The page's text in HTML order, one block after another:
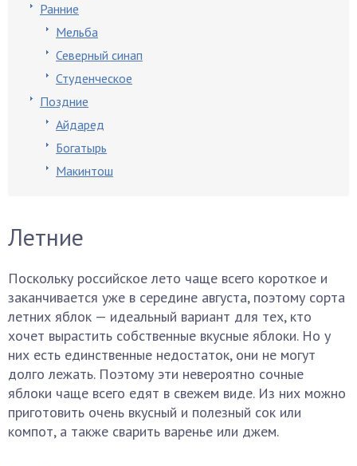
Ранние
Мельба
Северный синап
Студенческое
Поздние
Айдаред
Богатырь
Макинтош
Летние
Поскольку российское лето чаще всего короткое и
заканчивается уже в середине августа, поэтому сорта
летних яблок — идеальный вариант для тех, кто
хочет вырастить собственные вкусные яблоки. Но у
них есть единственные недостаток, они не могут
долго лежать. Поэтому эти невероятно сочные
яблоки чаще всего едят в свежем виде. Из них можно
приготовить очень вкусный и полезный сок или
компот, а также сварить варенье или джем.